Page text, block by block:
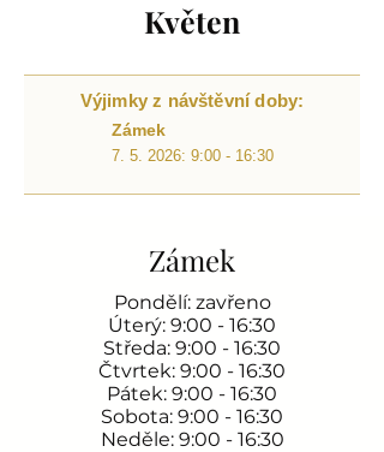
Květen
Výjimky z návštěvní doby:
Zámek
7. 5. 2026: 9:00 - 16:30
Zámek
Pondělí: zavřeno
Úterý: 9:00 - 16:30
Středa: 9:00 - 16:30
Čtvrtek: 9:00 - 16:30
Pátek: 9:00 - 16:30
Sobota: 9:00 - 16:30
Neděle: 9:00 - 16:30